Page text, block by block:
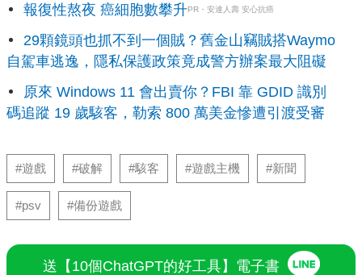
報復性熬夜 癌細胞數攀升PR・安達人壽 安心抗癌
29顆鏡頭也抓不到一個賊？舊金山竊賊搭Waymo
自駕車逃逸，隱私保護政策竟成警方辦案最大阻礙
原來 Windows 11 會出賣你？FBI 靠 GDID 識別
碼追蹤 19 歲駭客，勒索 800 萬美金慘遭引渡受審
#遊戲 #破解 #駭客 #遊戲主機 #新聞
#psv #備份遊戲
送【10個ChatGPT的好工具】電子書